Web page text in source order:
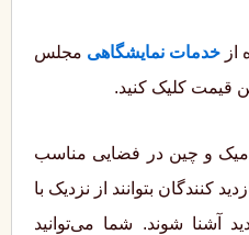
از خدمات نمایشگاهی مجلس
قیمت کلیک کنید.
و چین در فضایی مناسب
کنندگان بتوانند از نزدیک با
آشنا شوند. شما می‌توانید